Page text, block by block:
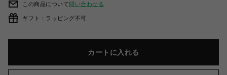
この商品について問い合わせる
ギフト：ラッピング不可
カートに入れる